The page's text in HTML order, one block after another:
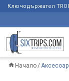
Ключодържател
Начало